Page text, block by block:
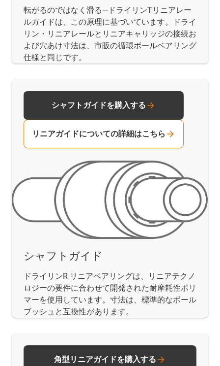
転がるのではなく滑る―ドライリンTリニアレー
ルガイドは、この原理に基づいています。ドライ
リン・リニアレールとリニアキャリッジの接続お
よび穴あけ寸法は、市販の循環ボールベアリング
仕様と同じです。
シャフトガイド
ドライリンR リニアベアリングは、リニアテクノ
ロジーの要件に合わせて開発された耐摩耗性ポリ
マーを使用しています。寸法は、標準的なボール
ブッシュと互換性があります。
シャフトガイドを購入する
リニアガイドについての詳細はこちら
角型リニアガイドを購入する